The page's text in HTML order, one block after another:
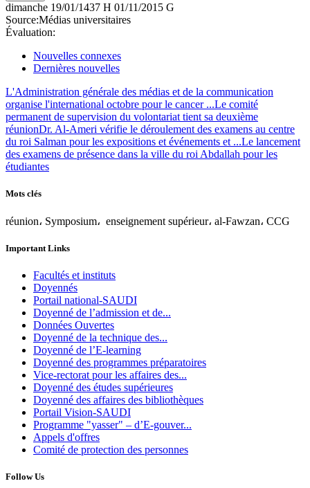
dimanche 19/01/1437 H 01/11/2015 G
Source:Médias universitaires
Évaluation:
Nouvelles connexes
Dernières nouvelles
L'Administration générale des médias et de la communication
organise l'international octobre pour le cancer ...Le comité
permanent de supervision du volontariat tient sa deuxième
réunionDr. Al-Ameri vérifie le déroulement des examens au centre
du roi Salman pour les expositions et événements et ...Le lancement
des examens de présence dans la ville du roi Abdallah pour les
étudiantes
Mots clés
réunion، Symposium، enseignement supérieur، al-Fawzan، CCG
Important Links
Facultés et instituts
Doyennés
Portail national-SAUDI
Doyenné de l’admission et de...
Données Ouvertes
Doyenné de la technique des...
Doyenné de l’E-learning
Doyenné des programmes préparatoires
Vice-rectorat pour les affaires des...
Doyenné des études supérieures
Doyenné des affaires des bibliothèques
Portail Vision-SAUDI
Programme "yasser" – d’E-gouver...
Appels d'offres
Comité de protection des personnes
Follow Us